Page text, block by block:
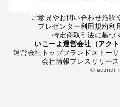
大井川・寸又峡・川根のプールお
静岡の定番お出かけスポット
静岡の遊園地
静岡の動物園
ご意見やお問い合わせ施設
プレゼンター利用規約利
特定商取引法に基づ
いこーよ運営会社（アク
運営会社トップブランドストー
会社情報プレスリリース
© actindi